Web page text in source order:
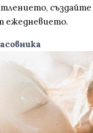
ежедневието.